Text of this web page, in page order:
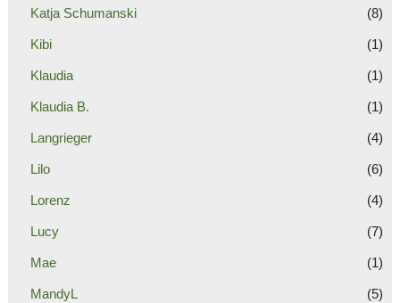
Katja Schumanski (8)
Kibi (1)
Klaudia (1)
Klaudia B. (1)
Langrieger (4)
Lilo (6)
Lorenz (4)
Lucy (7)
Mae (1)
MandyL (5)